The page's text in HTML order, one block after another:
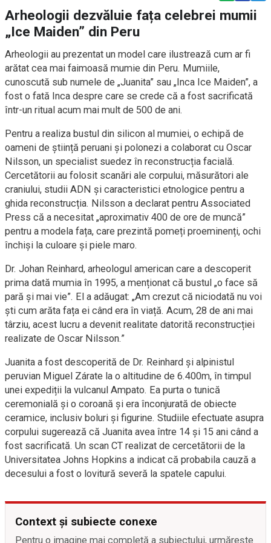
Arheologii dezvăluie fața celebrei mumii
„Ice Maiden” din Peru
Arheologii au prezentat un model care ilustrează cum ar fi
arătat cea mai faimoasă mumie din Peru. Mumiile,
cunoscută sub numele de „Juanita” sau „Inca Ice Maiden”, a
fost o fată Inca despre care se crede că a fost sacrificată
într-un ritual acum mai mult de 500 de ani.
Pentru a realiza bustul din silicon al mumiei, o echipă de
oameni de știință peruani și polonezi a colaborat cu Oscar
Nilsson, un specialist suedez în reconstrucția facială.
Cercetătorii au folosit scanări ale corpului, măsurători ale
craniului, studii ADN și caracteristici etnologice pentru a
ghida reconstrucția. Nilsson a declarat pentru Associated
Press că a necesitat „aproximativ 400 de ore de muncă”
pentru a modela fața, care prezintă pomeți proeminenți, ochi
închiși la culoare și piele maro.
Dr. Johan Reinhard, arheologul american care a descoperit
prima dată mumia în 1995, a menționat că bustul „o face să
pară și mai vie”. El a adăugat: „Am crezut că niciodată nu voi
ști cum arăta fața ei când era în viață. Acum, 28 de ani mai
târziu, acest lucru a devenit realitate datorită reconstrucției
realizate de Oscar Nilsson.”
Juanita a fost descoperită de Dr. Reinhard și alpinistul
peruvian Miguel Zárate la o altitudine de 6.400m, în timpul
unei expediții la vulcanul Ampato. Ea purta o tunică
ceremonială și o coroană și era înconjurată de obiecte
ceramice, inclusiv boluri și figurine. Studiile efectuate asupra
corpului sugerează că Juanita avea între 14 și 15 ani când a
fost sacrificată. Un scan CT realizat de cercetătorii de la
Universitatea Johns Hopkins a indicat că probabila cauză a
decesului a fost o lovitură severă la spatele capului.
Context și subiecte conexe
Pentru o imagine mai completă a subiectului, urmărește